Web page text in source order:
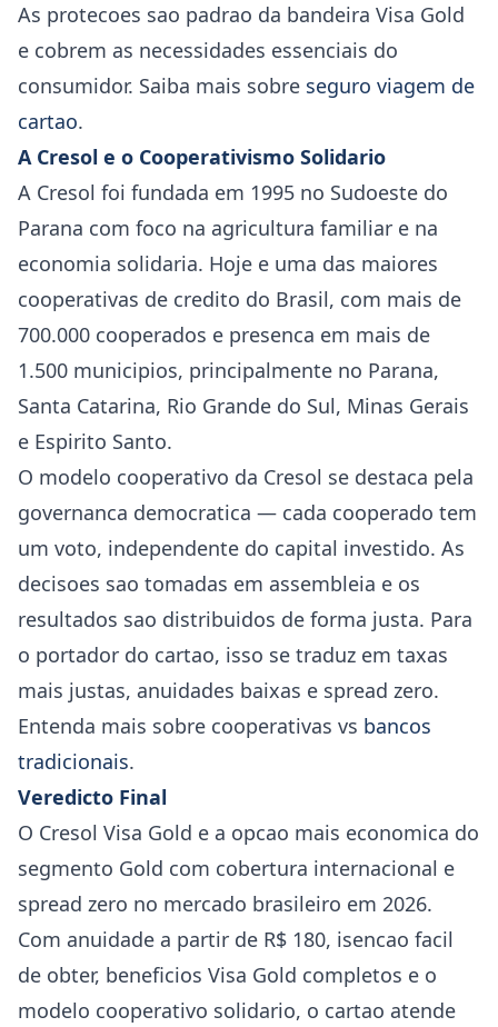
As protecoes sao padrao da bandeira Visa Gold
e cobrem as necessidades essenciais do
consumidor. Saiba mais sobre seguro viagem de
cartao.
A Cresol e o Cooperativismo Solidario
A Cresol foi fundada em 1995 no Sudoeste do
Parana com foco na agricultura familiar e na
economia solidaria. Hoje e uma das maiores
cooperativas de credito do Brasil, com mais de
700.000 cooperados e presenca em mais de
1.500 municipios, principalmente no Parana,
Santa Catarina, Rio Grande do Sul, Minas Gerais
e Espirito Santo.
O modelo cooperativo da Cresol se destaca pela
governanca democratica — cada cooperado tem
um voto, independente do capital investido. As
decisoes sao tomadas em assembleia e os
resultados sao distribuidos de forma justa. Para
o portador do cartao, isso se traduz em taxas
mais justas, anuidades baixas e spread zero.
Entenda mais sobre cooperativas vs bancos
tradicionais.
Veredicto Final
O Cresol Visa Gold e a opcao mais economica do
segmento Gold com cobertura internacional e
spread zero no mercado brasileiro em 2026.
Com anuidade a partir de R$ 180, isencao facil
de obter, beneficios Visa Gold completos e o
modelo cooperativo solidario, o cartao atende